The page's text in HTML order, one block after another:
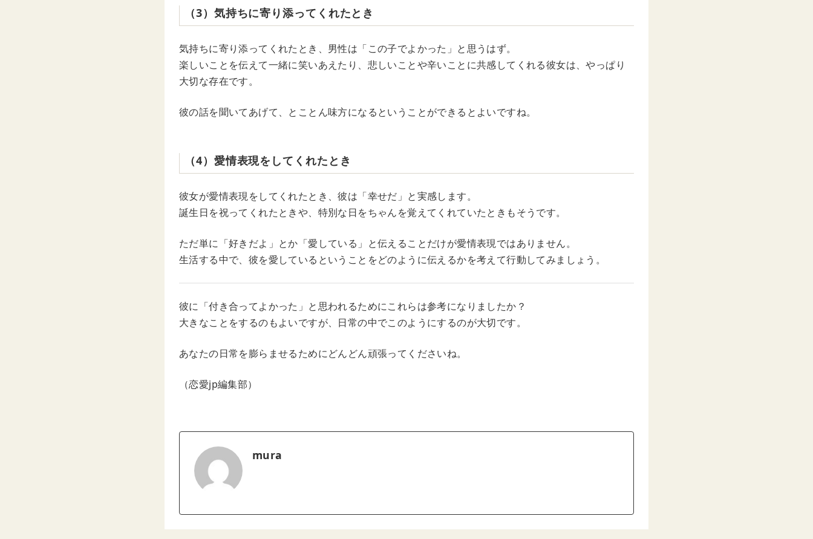
（3）気持ちに寄り添ってくれたとき
気持ちに寄り添ってくれたとき、男性は「この子でよかった」と思うはず。
楽しいことを伝えて一緒に笑いあえたり、悲しいことや辛いことに共感してくれる彼女は、やっぱり
大切な存在です。
彼の話を聞いてあげて、とことん味方になるということができるとよいですね。
（4）愛情表現をしてくれたとき
彼女が愛情表現をしてくれたとき、彼は「幸せだ」と実感します。
誕生日を祝ってくれたときや、特別な日をちゃんを覚えてくれていたときもそうです。
ただ単に「好きだよ」とか「愛している」と伝えることだけが愛情表現ではありません。
生活する中で、彼を愛しているということをどのように伝えるかを考えて行動してみましょう。
彼に「付き合ってよかった」と思われるためにこれらは参考になりましたか？
大きなことをするのもよいですが、日常の中でこのようにするのが大切です。
あなたの日常を膨らませるためにどんどん頑張ってくださいね。
（恋愛jp編集部）
mura